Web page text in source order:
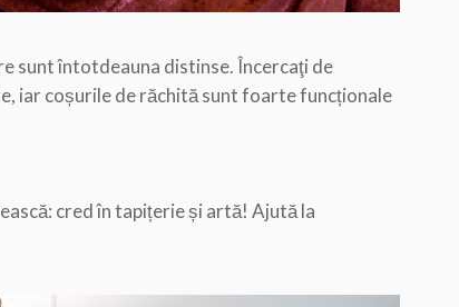
sunt întotdeauna distinse. Încercaţi de
iar coșurile de răchită sunt foarte funcționale
cred în tapițerie și artă! Ajută la